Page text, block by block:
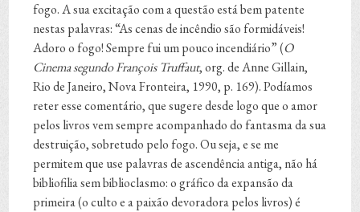
fogo. A sua excitação com a questão está bem patente
nestas palavras: “As cenas de incêndio são formidáveis!
Adoro o fogo! Sempre fui um pouco incendiário” (O
Cinema segundo François Truffaut, org. de Anne Gillain,
Rio de Janeiro, Nova Fronteira, 1990, p. 169). Podíamos
reter esse comentário, que sugere desde logo que o amor
pelos livros vem sempre acompanhado do fantasma da sua
destruição, sobretudo pelo fogo. Ou seja, e se me
permitem que use palavras de ascendência antiga, não há
bibliofilia sem biblioclasmo: o gráfico da expansão da
primeira (o culto e a paixão devoradora pelos livros) é